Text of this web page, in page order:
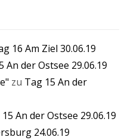
16 Am Ziel 30.06.19
An der Ostsee 29.06.19
zu Tag 15 An der
An der Ostsee 29.06.19
24.06.19